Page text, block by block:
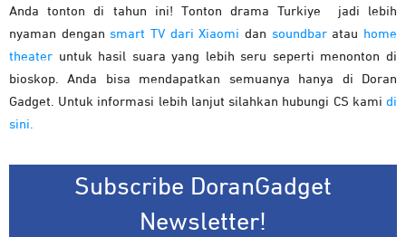
Anda tonton di tahun ini! Tonton drama Turkiye jadi lebih
nyaman dengan smart TV dari Xiaomidan soundbaratau home
theater untuk hasil suara yang lebih seru seperti menonton di
bioskop. Anda bisa mendapatkan semuanya hanya di Doran
Gadget. Untuk informasi lebih lanjut silahkan hubungi CS kami di
sini.
Subscribe DoranGadget
Newsletter!